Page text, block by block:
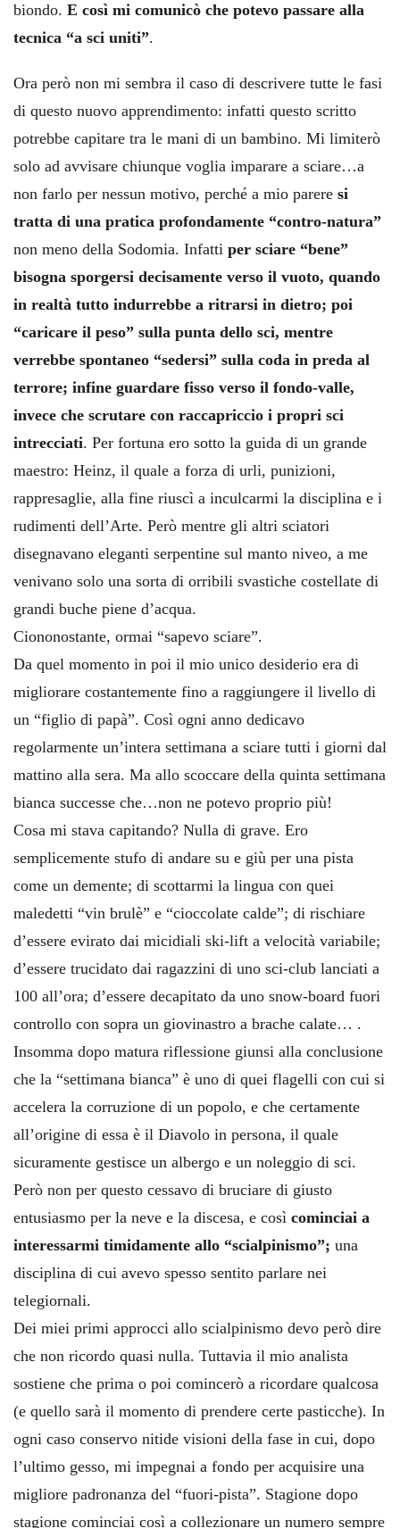
biondo. E così mi comunicò che potevo passare alla
tecnica “a sci uniti”.
Ora però non mi sembra il caso di descrivere tutte le fasi
di questo nuovo apprendimento: infatti questo scritto
potrebbe capitare tra le mani di un bambino. Mi limiterò
solo ad avvisare chiunque voglia imparare a sciare…a
non farlo per nessun motivo, perché a mio parere si
tratta di una pratica profondamente “contro-natura”
non meno della Sodomia. Infatti per sciare “bene”
bisogna sporgersi decisamente verso il vuoto, quando
in realtà tutto indurrebbe a ritrarsi in dietro; poi
“caricare il peso” sulla punta dello sci, mentre
verrebbe spontaneo “sedersi” sulla coda in preda al
terrore; infine guardare fisso verso il fondo-valle,
invece che scrutare con raccapriccio i propri sci
intrecciati. Per fortuna ero sotto la guida di un grande
maestro: Heinz, il quale a forza di urli, punizioni,
rappresaglie, alla fine riuscì a inculcarmi la disciplina e i
rudimenti dell’Arte. Però mentre gli altri sciatori
disegnavano eleganti serpentine sul manto niveo, a me
venivano solo una sorta di orribili svastiche costellate di
grandi buche piene d’acqua.
Ciononostante, ormai “sapevo sciare”.
Da quel momento in poi il mio unico desiderio era di
migliorare costantemente fino a raggiungere il livello di
un “figlio di papà”. Così ogni anno dedicavo
regolarmente un’intera settimana a sciare tutti i giorni dal
mattino alla sera. Ma allo scoccare della quinta settimana
bianca successe che…non ne potevo proprio più!
Cosa mi stava capitando? Nulla di grave. Ero
semplicemente stufo di andare su e giù per una pista
come un demente; di scottarmi la lingua con quei
maledetti “vin brulè” e “cioccolate calde”; di rischiare
d’essere evirato dai micidiali ski-lift a velocità variabile;
d’essere trucidato dai ragazzini di uno sci-club lanciati a
100 all’ora; d’essere decapitato da uno snow-board fuori
controllo con sopra un giovinastro a brache calate… .
Insomma dopo matura riflessione giunsi alla conclusione
che la “settimana bianca” è uno di quei flagelli con cui si
accelera la corruzione di un popolo, e che certamente
all’origine di essa è il Diavolo in persona, il quale
sicuramente gestisce un albergo e un noleggio di sci.
Però non per questo cessavo di bruciare di giusto
entusiasmo per la neve e la discesa, e così cominciai a
interessarmi timidamente allo “scialpinismo”; una
disciplina di cui avevo spesso sentito parlare nei
telegiornali.
Dei miei primi approcci allo scialpinismo devo però dire
che non ricordo quasi nulla. Tuttavia il mio analista
sostiene che prima o poi comincerò a ricordare qualcosa
(e quello sarà il momento di prendere certe pasticche). In
ogni caso conservo nitide visioni della fase in cui, dopo
l’ultimo gesso, mi impegnai a fondo per acquisire una
migliore padronanza del “fuori-pista”. Stagione dopo
stagione cominciai così a collezionare un numero sempre